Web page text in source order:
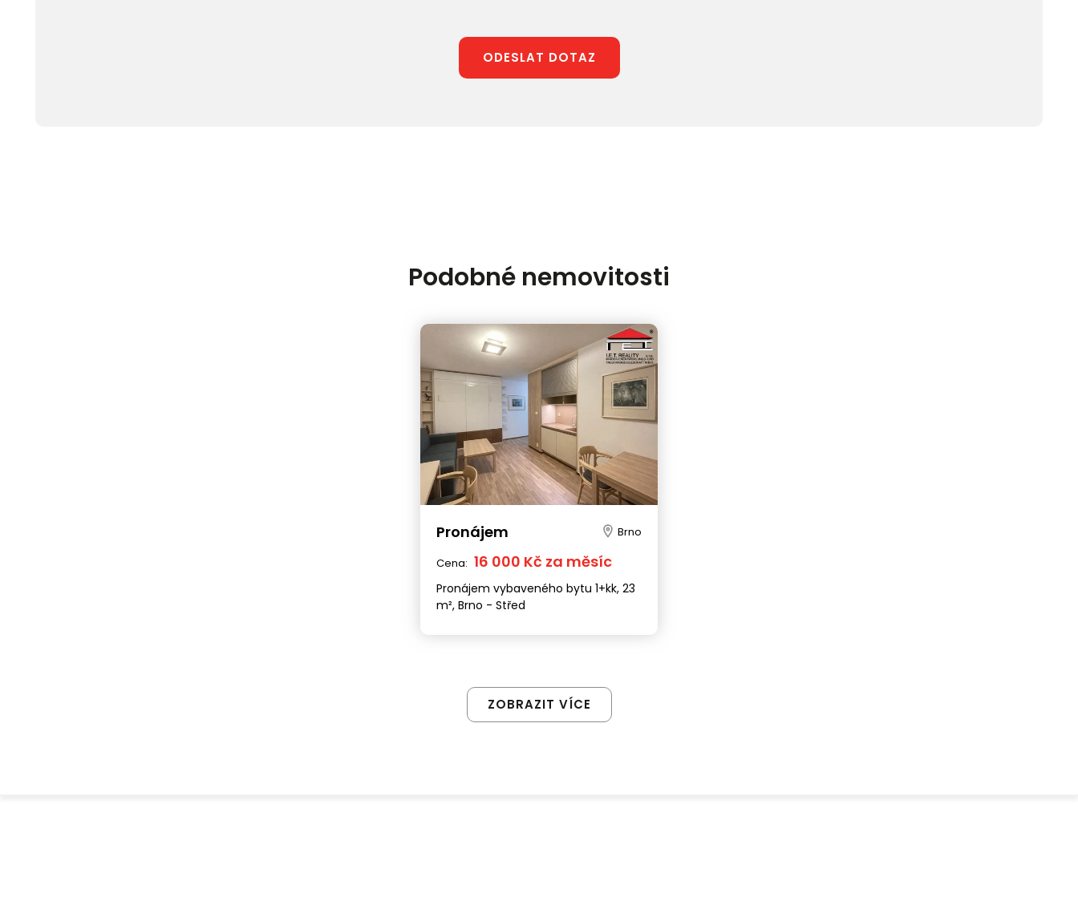
ODESLAT DOTAZ
Podobné nemovitosti
Pronájem Brno
Cena: 16 000 Kč za měsíc
Pronájem vybaveného bytu 1+kk, 23
m², Brno - Střed
ZOBRAZIT VÍCE